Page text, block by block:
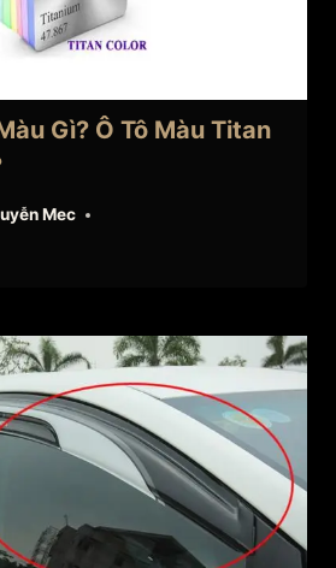
Gì? Ô Tô Màu Titan
Mec